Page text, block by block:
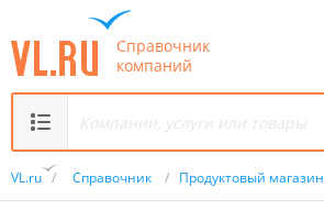
Справочник
компаний
VL.ru / Справочник / Продуктовый магазин